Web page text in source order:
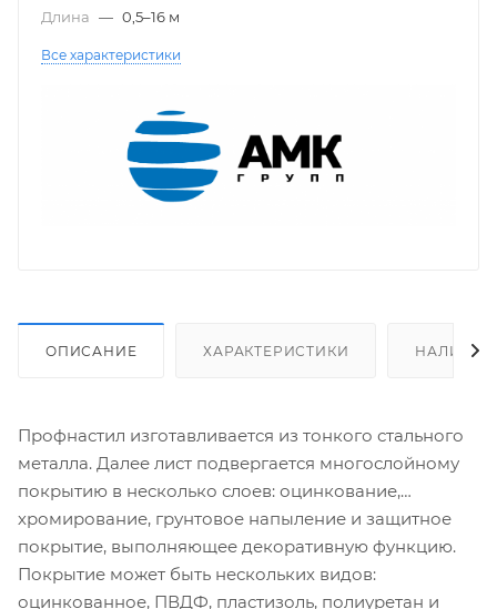
Длина — 0,5–16 м
Все характеристики
ОПИСАНИЕ ХАРАКТЕРИСТИКИ НАЛИЧИЕ
Профнастил изготавливается из тонкого стального
металла. Далее лист подвергается многослойному
покрытию в несколько слоев: оцинкование,
хромирование, грунтовое напыление и защитное
покрытие, выполняющее декоративную функцию.
Покрытие может быть нескольких видов:
оцинкованное, ПВДФ, пластизоль, полиуретан и